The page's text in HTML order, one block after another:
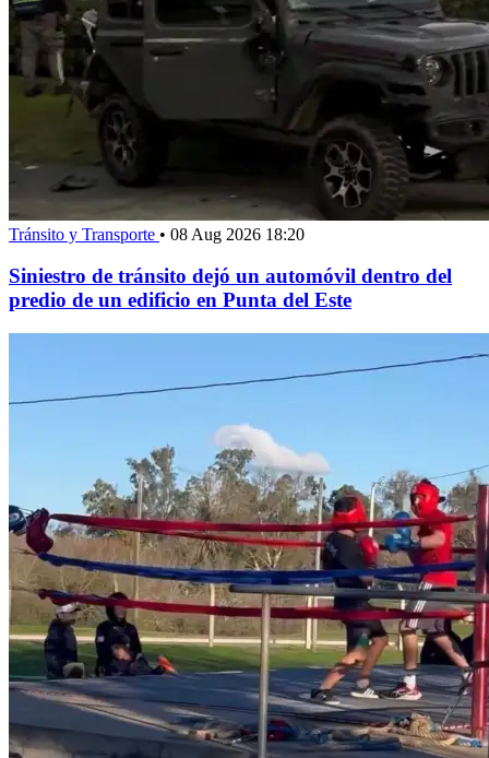
Tránsito y Transporte • 08 Aug 2026 18:20
Siniestro de tránsito dejó un automóvil dentro del
predio de un edificio en Punta del Este